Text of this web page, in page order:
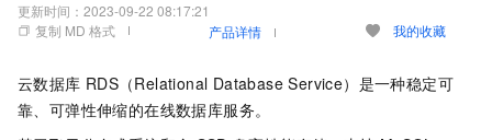
更新时间： 2023-09-22 08:17:21
复制 MD 格式
产品详情 我的收藏
云数据库 RDS（Relational Database Service）是一种稳定可
靠、可弹性伸缩的在线数据库服务。